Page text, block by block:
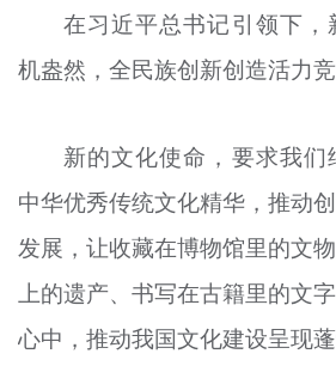
在习近平总书记引领下，
机盎然，全民族创新创造活力竞
新的文化使命，要求我
中华优秀传统文化精华，推动
发展，让收藏在博物馆里的文
上的遗产、书写在古籍里的文
心中，推动我国文化建设呈现